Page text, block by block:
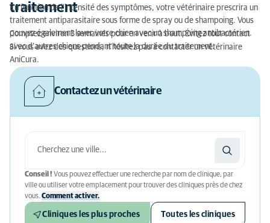
traitement
En fonction de l’intensité des symptômes, votre vétérinaire prescrira un
traitement antiparasitaire sous forme de spray ou de shampoing. Vous
pouvez également laver votre chien avec un shampoing antibactérien.
Comptez environ 3 semaines pour en venir à bout. Évitez tout contact
avec d’autres chiens pendant toute la durée du traitement.
Si vous avez des questions, n’hésitez pas à contacter un vétérinaire
AniCura.
Contactez un vétérinaire
Conseil ! Vous pouvez effectuer une recherche par nom de clinique, par
ville ou utiliser votre emplacement pour trouver des cliniques près de chez
vous. Comment activer.
Cliniques les plus proches Toutes les cliniques